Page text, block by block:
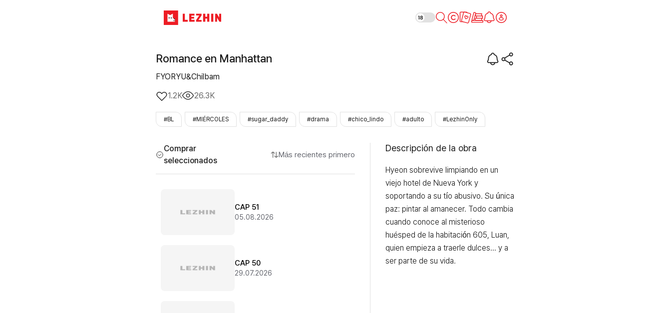
Romance en Manhattan
Romance en Manhattan
FYORYU&Chilbam
1.2K
26.3K
#BL #MIÉRCOLES #sugar_daddy #drama #chico_lindo #adulto #LezhinOnly
Comprar
seleccionados
Más recientes primero
CAP 51
05.08.2026
CAP 50
29.07.2026
Descripción de la obra
Hyeon sobrevive limpiando en un
viejo hotel de Nueva York y
soportando a su tío abusivo. Su única
paz: pintar al amanecer. Todo cambia
cuando conoce al misterioso
huésped de la habitación 605, Luan,
quien empieza a traerle dulces... y a
ser parte de su vida.